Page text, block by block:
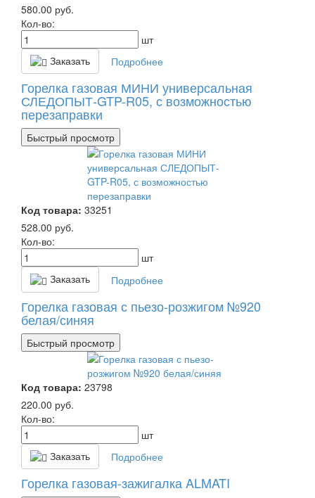
580.00 руб.
Кол-во:
шт
Заказать
Подробнее
Горелка газовая МИНИ универсальная
СЛЕДОПЫТ-GTP-R05, с возможностью
перезаправки
Быстрый просмотр
Код товара: 33251
528.00 руб.
Кол-во:
шт
Заказать
Подробнее
Горелка газовая с пьезо-розжигом №920
белая/синяя
Быстрый просмотр
Код товара: 23798
220.00 руб.
Кол-во:
шт
Заказать
Подробнее
Горелка газовая-зажигалка ALMATI